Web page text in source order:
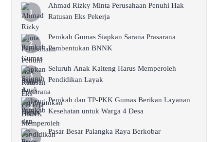
Ahmad Rizky Minta Perusahaan Penuhi Hak
Ratusan Eks Pekerja
Pemkab Gumas Siapkan Sarana Prasarana
Pembentukan BNNK
Seluruh Anak Kalteng Harus Memperoleh
Pendidikan Layak
Pemkab dan TP-PKK Gumas Berikan Layanan
Kesehatan untuk Warga 4 Desa
Pasar Besar Palangka Raya Berkobar